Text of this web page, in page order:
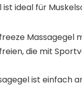
ist ideal für
Massagegel
die mit
ist einfach